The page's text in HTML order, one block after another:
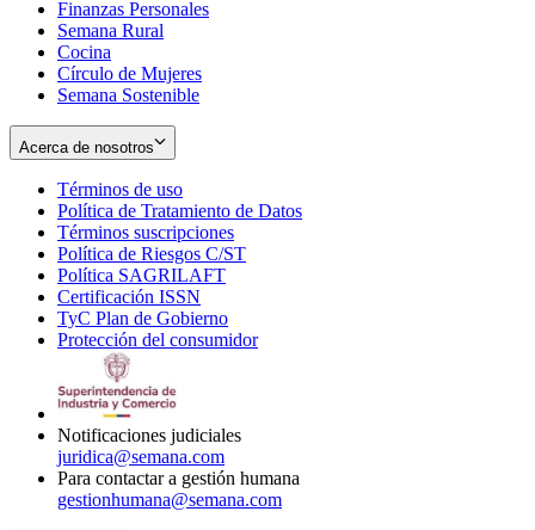
Finanzas Personales
Semana Rural
Cocina
Círculo de Mujeres
Semana Sostenible
Acerca de nosotros
Términos de uso
in
new
window
Política de Tratamiento de Datos
Términos suscripciones
in
Política de Riesgos C/ST
Política SAGRILAFT
new
window
Certificación ISSN
in
new
TyC Plan de Gobierno
in
Protección del consumidorOpens
Notificaciones judiciales
juridica@semana.com
Para contactar a gestión humana
gestionhumana@semana.com